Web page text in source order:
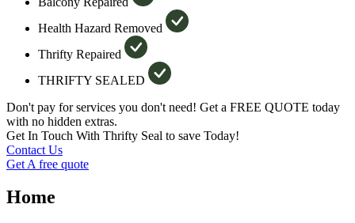
Health Hazard Removed
Thrifty Repaired
THRIFTY SEALED
Don't pay for services you don't need! Get a FREE QUOTE today
with no hidden extras.
Get In Touch With Thrifty Seal to save Today!
Contact Us
Get A free quote
Home